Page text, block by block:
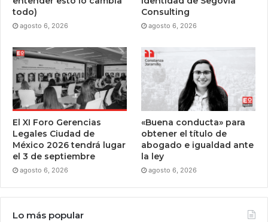
todo)
agosto 6, 2026
Consulting
agosto 6, 2026
El XI Foro Gerencias
Legales Ciudad de
México 2026 tendrá lugar
el 3 de septiembre
agosto 6, 2026
«Buena conducta» para
obtener el título de
abogado e igualdad ante
la ley
agosto 6, 2026
Lo más popular